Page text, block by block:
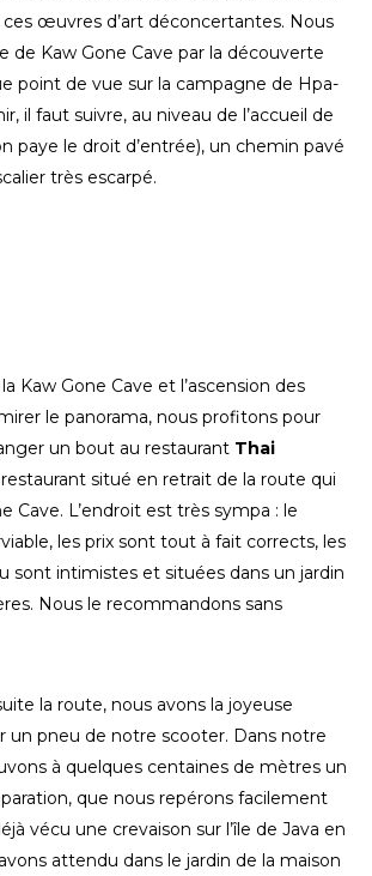
œuvres d’art déconcertantes. Nous
de Kaw Gone Cave par la découverte
point de vue sur la campagne de Hpa-
il faut suivre, au niveau de l’accueil de
paye le droit d’entrée), un chemin pavé
très escarpé.
Kaw Gone Cave et l’ascension des
le panorama, nous profitons pour
un bout au restaurant Thai
restaurant situé en retrait de la route qui
Cave. L’endroit est très sympa : le
les prix sont tout à fait corrects, les
sont intimistes et situées dans un jardin
Nous le recommandons sans
la route, nous avons la joyeuse
un pneu de notre scooter. Dans notre
à quelques centaines de mètres un
que nous repérons facilement
vécu une crevaison sur l’île de Java en
attendu dans le jardin de la maison